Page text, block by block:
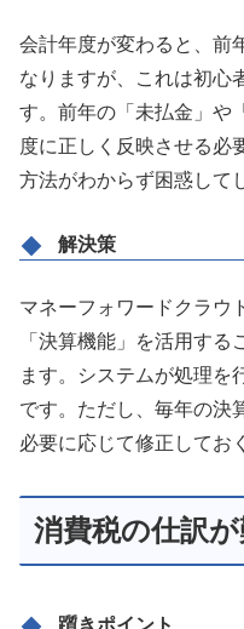
会計年度が変わると、前
なりますが、これは初心
す。前年の「未払金」や
度に正しく反映させる必
方法がわからず困惑して
解決策
マネーフォワードクラウ
「決算機能」を活用す
ます。システムが処理を
です。ただし、毎年の決
必要に応じて修正してお
消費税の仕訳
躓きポイント